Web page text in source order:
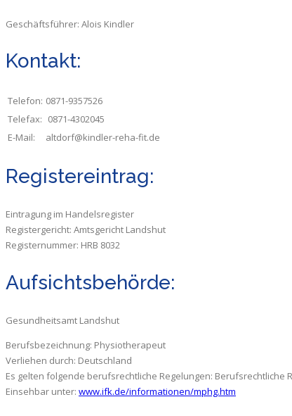
Geschäftsführer: Alois Kindler
Kontakt:
Telefon: 0871-9357526
Telefax: 0871-4302045
E-Mail:
altdorf@kindler-reha-fit.de
Registereintrag:
Eintragung im Handelsregister
Registergericht: Amtsgericht Landshut
Registernummer: HRB 8032
Aufsichtsbehörde:
Gesundheitsamt Landshut
Berufsbezeichnung: Physiotherapeut
Verliehen durch: Deutschland
Es gelten folgende berufsrechtliche Regelungen: Berufsrechtliche
Einsehbar unter: www.ifk.de/informationen/mphg.htm